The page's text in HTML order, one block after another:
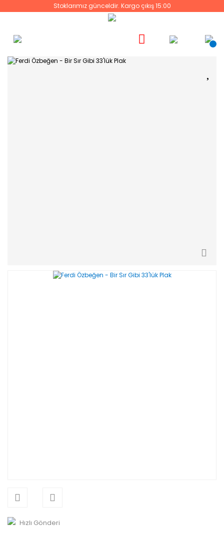
Stoklarımız günceldir. Kargo çıkış 15:00
Hızlı Gönderi